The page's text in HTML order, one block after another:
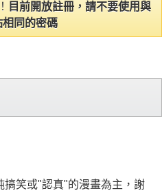
目前開放註冊，請不要使用與
相同的密碼
搞笑或"認真"的漫畫為主，謝